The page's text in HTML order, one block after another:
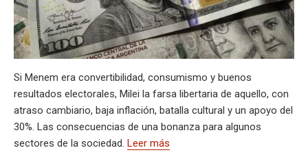
Si Menem era convertibilidad, consumismo y buenos
resultados electorales, Milei la farsa libertaria de aquello, con
atraso cambiario, baja inflación, batalla cultural y un apoyo del
30%. Las consecuencias de una bonanza para algunos
sectores de la sociedad. Leer más